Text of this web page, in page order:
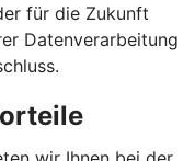
für die Zukunft
Datenverarbeitung